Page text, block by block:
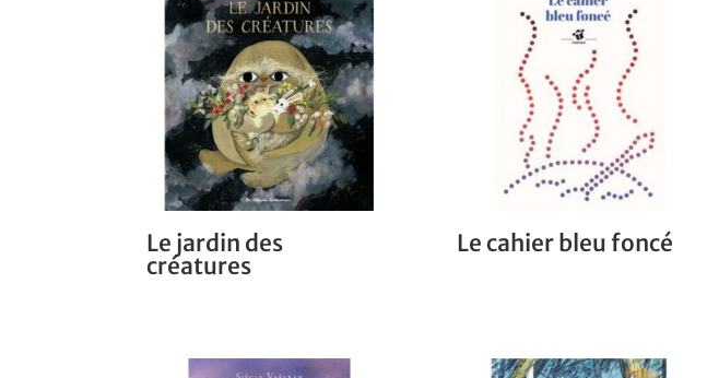
Le jardin des
créatures
Le cahier bleu foncé